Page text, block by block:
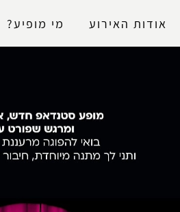
אודות האירוע מי מופיע?